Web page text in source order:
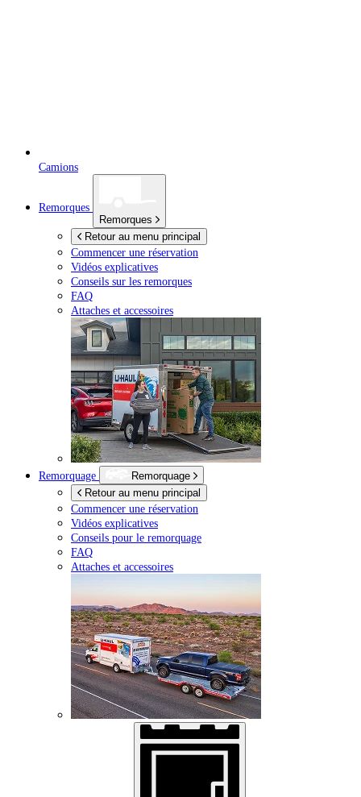
Camions
Remorques
Remorques
Retour au menu principal
Commencer une réservation
Vidéos explicatives
Conseils sur les remorques
FAQ
Attaches et accessoires
Remorquage
Remorquage
Retour au menu principal
Commencer une réservation
Vidéos explicatives
Conseils pour le remorquage
FAQ
Attaches et accessoires